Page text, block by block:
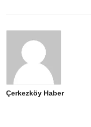
Çerkezköy Haber